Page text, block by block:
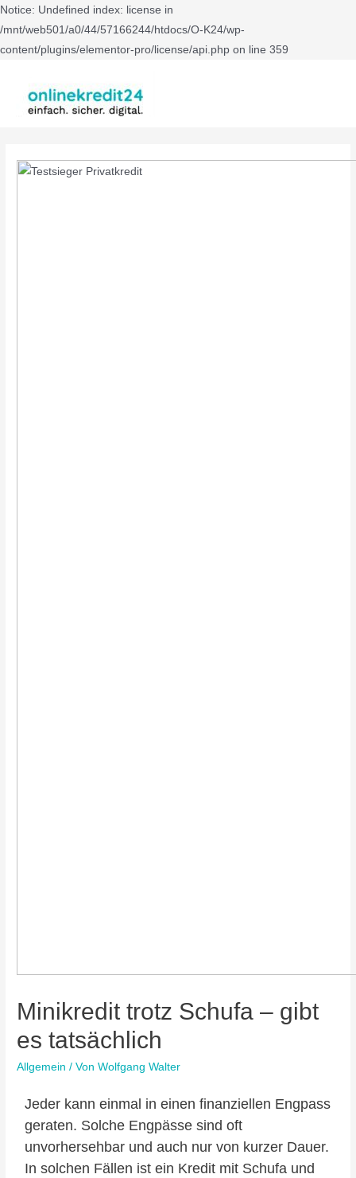
Notice: Undefined index: license in
/mnt/web501/a0/44/57166244/htdocs/O-K24/wp-
content/plugins/elementor-pro/license/api.php on line 359
Minikredit trotz Schufa – gibt
es tatsächlich
Allgemein / VonWolfgang Walter
Jeder kann einmal in einen finanziellen Engpass
geraten. Solche Engpässe sind oft
unvorhersehbar und auch nur von kurzer Dauer.
In solchen Fällen ist ein Kredit mit Schufa und